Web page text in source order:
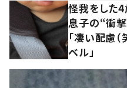
怪我をした4
息子の“衝
「凄い配慮
ベル」